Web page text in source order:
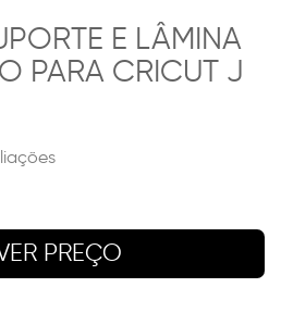
E LÂMINA
PARA CRICUT J
PREÇO